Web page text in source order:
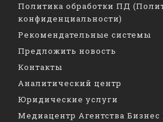
Политика обработки ПД
конфиденциальности)
Рекомендательные системы
Предложить новость
Контакты
Аналитический центр
Юридические услуги
Медиацентр Агентства Бизнес